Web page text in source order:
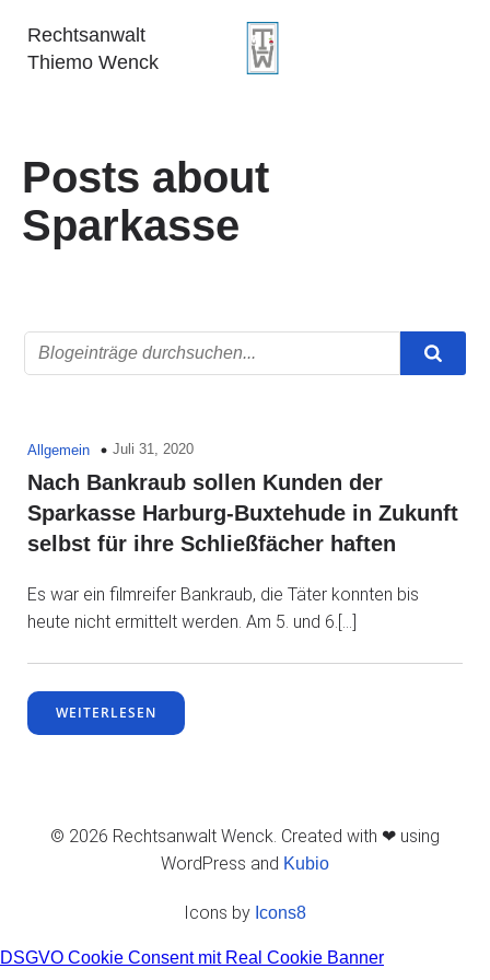
Rechtsanwalt
Thiemo Wenck
Posts about
Sparkasse
Allgemein Juli 31, 2020
Nach Bankraub sollen Kunden der
Sparkasse Harburg-Buxtehude in Zukunft
selbst für ihre Schließfächer haften
Es war ein filmreifer Bankraub, die Täter konnten bis
heute nicht ermittelt werden. Am 5. und 6.[…]
WEITERLESEN
© 2026 Rechtsanwalt Wenck. Created with ❤ using
WordPress and Kubio
Icons by Icons8
DSGVO Cookie Consent mit Real Cookie Banner